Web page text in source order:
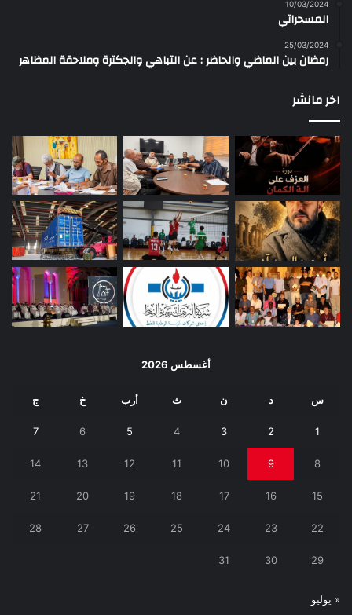
10/03/2024
المسحراتي
25/03/2024
رمضان بين الماضي والحاضر : عن التباهي والجكترة وملاحقة المظاهر
اخر مانشر
أغسطس 2026
س د ن ث أرب خ ج
1
2
3
4
5
6
7
8
9
10
11
12
13
14
15
16
17
18
19
20
21
22
23
24
25
26
27
28
29
30
31
« يوليو